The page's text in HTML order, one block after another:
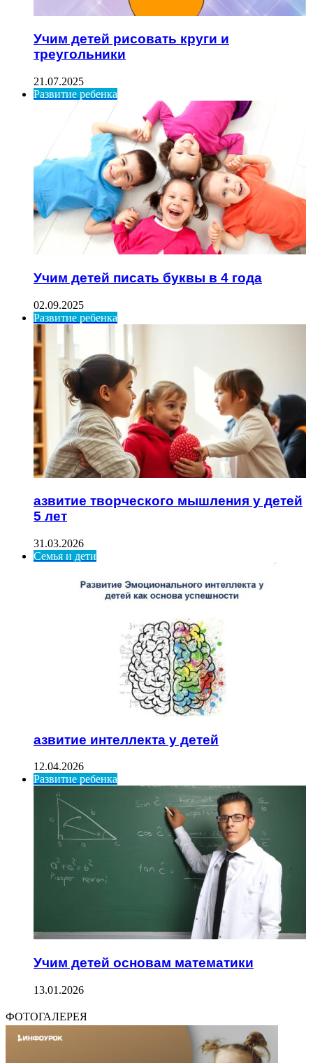
Учим детей рисовать круги и
треугольники
21.07.2025
Развитие ребенка
Учим детей писать буквы в 4 года
02.09.2025
Развитие ребенка
азвитие творческого мышления у детей
5 лет
31.03.2026
Семья и дети
азвитие интеллекта у детей
12.04.2026
Развитие ребенка
Учим детей основам математики
13.01.2026
ФОТОГАЛЕРЕЯ